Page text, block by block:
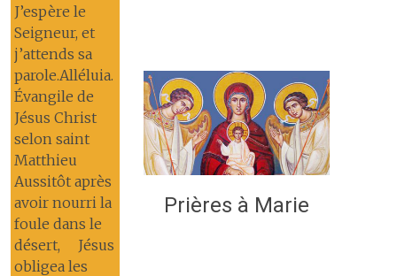
J’espère le
Seigneur, et
j’attends sa
parole.Alléluia.
Évangile de
Jésus Christ
selon saint
Matthieu
Aussitôt après
avoir nourri la
foule dans le
désert, Jésus
obligea les
Prières à Marie